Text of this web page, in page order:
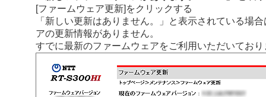
[ファームウェア更新]をクリックする
「新しい更新はありません。」と表示されている場
アの更新情報がありません。
すでに最新のファームウェアをご利用いただいており